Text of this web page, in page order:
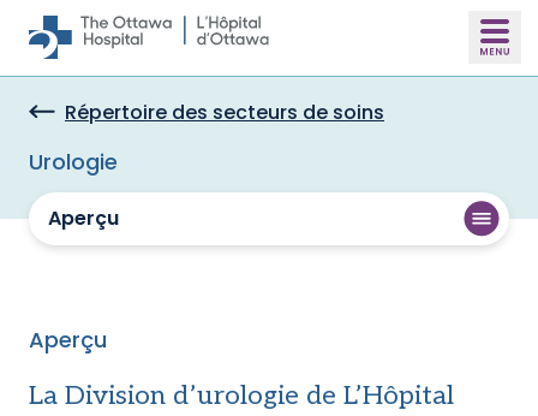
Skip to main content
Répertoire des secteurs de soins
Urologie
Aperçu
Aperçu
La Division d’urologie de L’Hôpital